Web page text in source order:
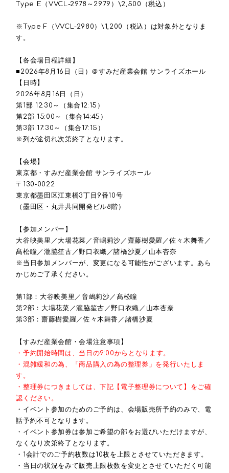
Type E（VVCL-2978～2979）\2,500（税込）
※Type F（VVCL-2980）\1,200（税込）は対象外となりま
す。
【各会場日程詳細】
■2026年8月16日（日）＠すみだ産業会館 サンライズホール
【日時】
2026年8月16日（日）
第1部 12:30～（集合12:15）
第2部 15:00～（集合14:45）
第3部 17:30～（集合17:15）
※列が途切れ次第終了となります。
【会場】
東京都・すみだ産業会館 サンライズホール
〒130‐0022
東京都墨田区江東橋3丁目9番10号
（墨田区・丸井共同開発ビル8階）
【参加メンバー】
大谷映美里／大場花菜／音嶋莉沙／齋藤樹愛羅／佐々木舞香／
髙松瞳／瀧脇笙古／野口衣織／諸橋沙夏／山本杏奈
※当日参加メンバーが、変更になる可能性がございます。あら
かじめご了承ください。
第1部：大谷映美里／音嶋莉沙／髙松瞳
第2部：大場花菜／瀧脇笙古／野口衣織／山本杏奈
第3部：齋藤樹愛羅／佐々木舞香／諸橋沙夏
【すみだ産業会館・会場注意事項】
・予約開始時間は、当日の9:00からとなります。
・混雑緩和の為、「商品購入の為の整理券」を発行いたしま
す。
・整理券につきましては、下記【電子整理券について】をご確
認ください。
・イベント参加のためのご予約は、会場販売所予約のみで、電
話予約不可となります。
・イベント参加券は参加ご希望の部をお選びいただけますが、
なくなり次第終了となります。
・1会計でのご予約枚数は10枚を上限とさせていただきます。
・当日の状況をみて販売上限枚数を変更とさせていただく可能